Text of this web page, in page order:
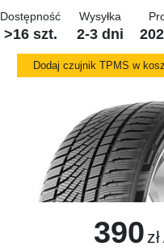
Dostępność
>16 szt.
Wysyłka
2-3 dni
Dodaj czujnik TPMS w
390 zł